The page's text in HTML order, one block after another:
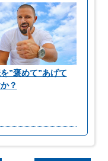
”褒めて”あげて
？